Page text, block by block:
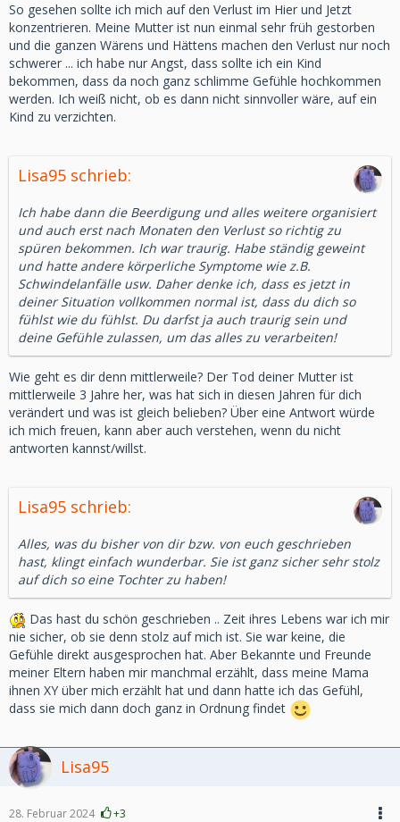
So gesehen sollte ich mich auf den Verlust im Hier und Jetzt
konzentrieren. Meine Mutter ist nun einmal sehr früh gestorben
und die ganzen Wärens und Hättens machen den Verlust nur noch
schwerer ... ich habe nur Angst, dass sollte ich ein Kind
bekommen, dass da noch ganz schlimme Gefühle hochkommen
werden. Ich weiß nicht, ob es dann nicht sinnvoller wäre, auf ein
Kind zu verzichten.
Lisa95 schrieb:
Ich habe dann die Beerdigung und alles weitere organisiert
und auch erst nach Monaten den Verlust so richtig zu
spüren bekommen. Ich war traurig. Habe ständig geweint
und hatte andere körperliche Symptome wie z.B.
Schwindelanfälle usw. Daher denke ich, dass es jetzt in
deiner Situation vollkommen normal ist, dass du dich so
fühlst wie du fühlst. Du darfst ja auch traurig sein und
deine Gefühle zulassen, um das alles zu verarbeiten!
Wie geht es dir denn mittlerweile? Der Tod deiner Mutter ist
mittlerweile 3 Jahre her, was hat sich in diesen Jahren für dich
verändert und was ist gleich belieben? Über eine Antwort würde
ich mich freuen, kann aber auch verstehen, wenn du nicht
antworten kannst/willst.
Lisa95 schrieb:
Alles, was du bisher von dir bzw. von euch geschrieben
hast, klingt einfach wunderbar. Sie ist ganz sicher sehr stolz
auf dich so eine Tochter zu haben!
Das hast du schön geschrieben .. Zeit ihres Lebens war ich mir
nie sicher, ob sie denn stolz auf mich ist. Sie war keine, die
Gefühle direkt ausgesprochen hat. Aber Bekannte und Freunde
meiner Eltern haben mir manchmal erzählt, dass meine Mama
ihnen XY über mich erzählt hat und dann hatte ich das Gefühl,
dass sie mich dann doch ganz in Ordnung findet
Lisa95
28. Februar 2024 +3